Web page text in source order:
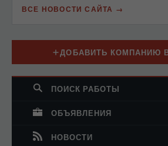
ДОБАВИТЬ КОМПАНИЮ
ПОИСК РАБОТЫ
ОБЪЯВЛЕНИЯ
НОВОСТИ
ВСЕ НОВОСТИ САЙТА